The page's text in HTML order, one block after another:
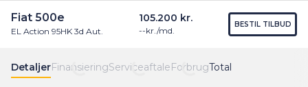
Find os Menu
DetaljerFinansieringServiceaftaleForbrugTotal
Fiat 500e
EL Action 95HK 3d Aut.
105.200 kr.
--kr./md.
BESTIL TILBUD